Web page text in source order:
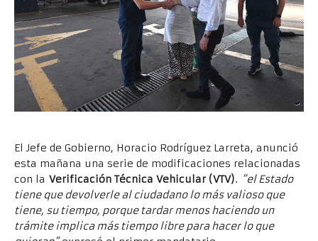
El Jefe de Gobierno, Horacio Rodríguez Larreta, anunció
esta mañana una serie de modificaciones relacionadas
con la Verificación Técnica Vehicular (VTV). “el Estado
tiene que devolverle al ciudadano lo más valioso que
tiene, su tiempo, porque tardar menos haciendo un
trámite implica más tiempo libre para hacer lo que